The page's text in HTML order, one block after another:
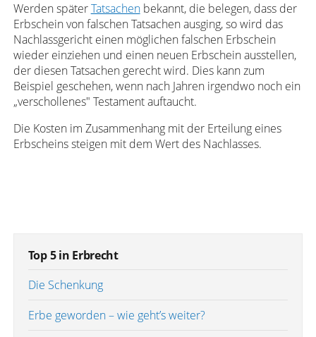
Werden späterTatsachenbekannt, die belegen, dass der
Erbschein von falschen Tatsachen ausging, so wird das
Nachlassgericht einen möglichen falschen Erbschein
wieder einziehen und einen neuen Erbschein ausstellen,
der diesen Tatsachen gerecht wird. Dies kann zum
Beispiel geschehen, wenn nach Jahren irgendwo noch ein
„verschollenes" Testament auftaucht.
Die Kosten im Zusammenhang mit der Erteilung eines
Erbscheins steigen mit dem Wert des Nachlasses.
Top 5 in Erbrecht
Die Schenkung
Erbe geworden – wie geht’s weiter?